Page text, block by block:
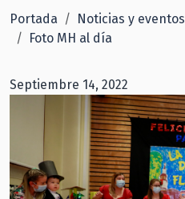
Portada Noticias y eventos
Foto MH al día
Septiembre 14, 2022